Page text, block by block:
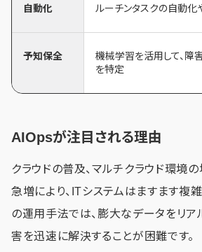
自動化 ルーチンタスクの自動
予知保全
機械学習を活用して、障
を特定
AIOpsが注目される理由
クラウドの普及、マルチクラウド環境
急増により、ITシステムはますます複
の運用手法では、膨大なデータをリア
害を迅速に解決することが困難です。